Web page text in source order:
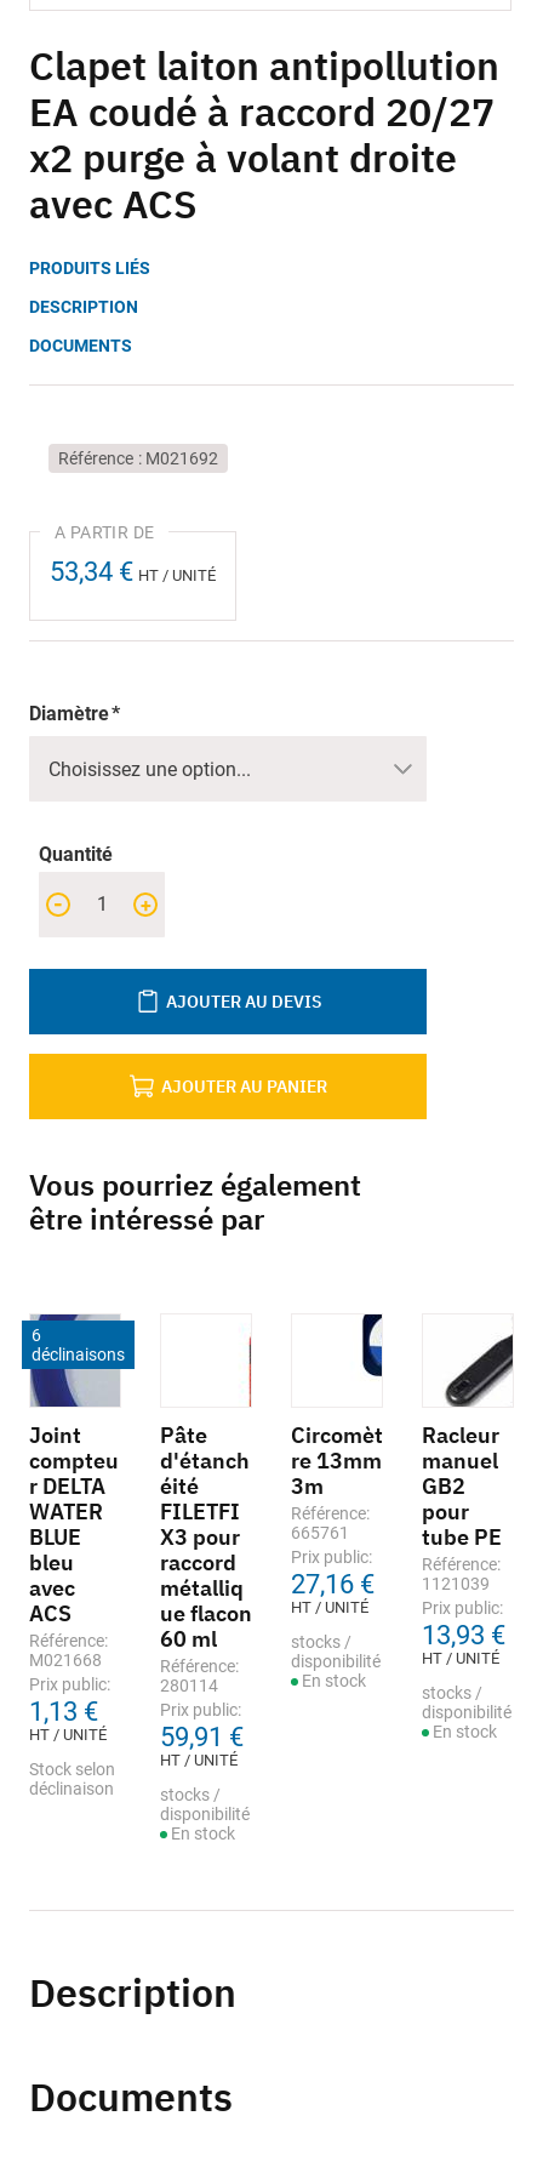
to
the
beginning
of
the
images
gallery
Clapet laiton antipollution
EA coudé à raccord 20/27
x2 purge à volant droite
avec ACS
PRODUITS LIÉS
DESCRIPTION
DOCUMENTS
Référence M021692
53,34 € HT / UNITÉ
Diamètre
Quantité
+
-
AJOUTER AU PANIER
AJOUTER AU DEVIS
Vous pourriez également
être intéressé par
6
déclinaisons
Joint
compteu
r DELTA
WATER
BLUE
bleu
avec
ACS
Référence:
M021668
Prix public:
1,13 €
HT / UNITÉ
Stock selon
déclinaison
Pâte
d'étanch
éité
FILETFI
X3 pour
raccord
métalliq
ue flacon
60 ml
Référence:
280114
Prix public:
59,91 €
HT / UNITÉ
stocks /
disponibilité
En stock
Circomèt
re 13mm
3m
Référence:
665761
Prix public:
27,16 €
HT / UNITÉ
stocks /
disponibilité
En stock
Racleur
manuel
GB2
pour
tube PE
Référence:
1121039
Prix public:
13,93 €
HT / UNITÉ
stocks /
disponibilité
En stock
Description
Documents